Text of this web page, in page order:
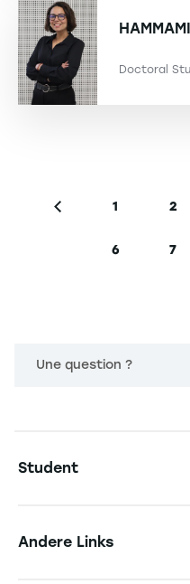
HAMMAMI
Doctoral
Vorherige Seite
Seite
1 2
Seite
6 7
Une question ?
Student
Andere Links